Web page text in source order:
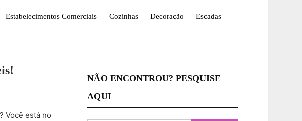
Estabelecimentos Comerciais Cozinhas Decoração Escadas
? Você está no
NÃO ENCONTROU? PESQUISE
AQUI